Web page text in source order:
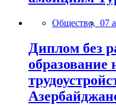
Общество, 07
Диплом без
образование